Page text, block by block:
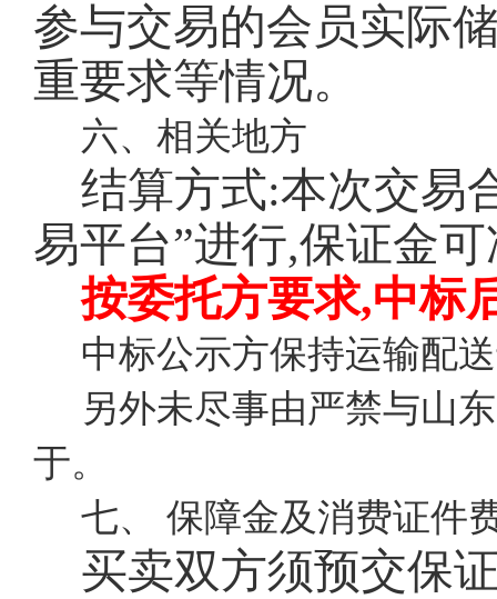
参与交易的会员实际
重要求等情况。
六、相关地方
结算方式:本次交易
易平台”进行,保证金
按委托方要求,中标
中标公示方保持运输配
另外未尽事由严禁与山
于。
七、 保障金及消费证件
买卖双方须预交保